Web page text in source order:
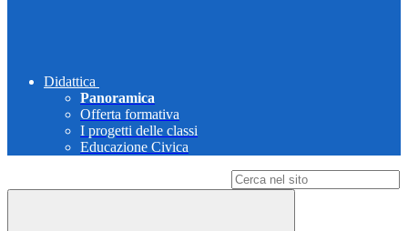
Didattica
Panoramica
Offerta formativa
I progetti delle classi
Educazione Civica